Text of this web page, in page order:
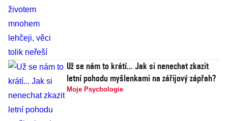
Už se nám to krátí... Jak si nenechat zkazit
letní pohodu myšlenkami na zářijový zápřah?
Moje Psychologie